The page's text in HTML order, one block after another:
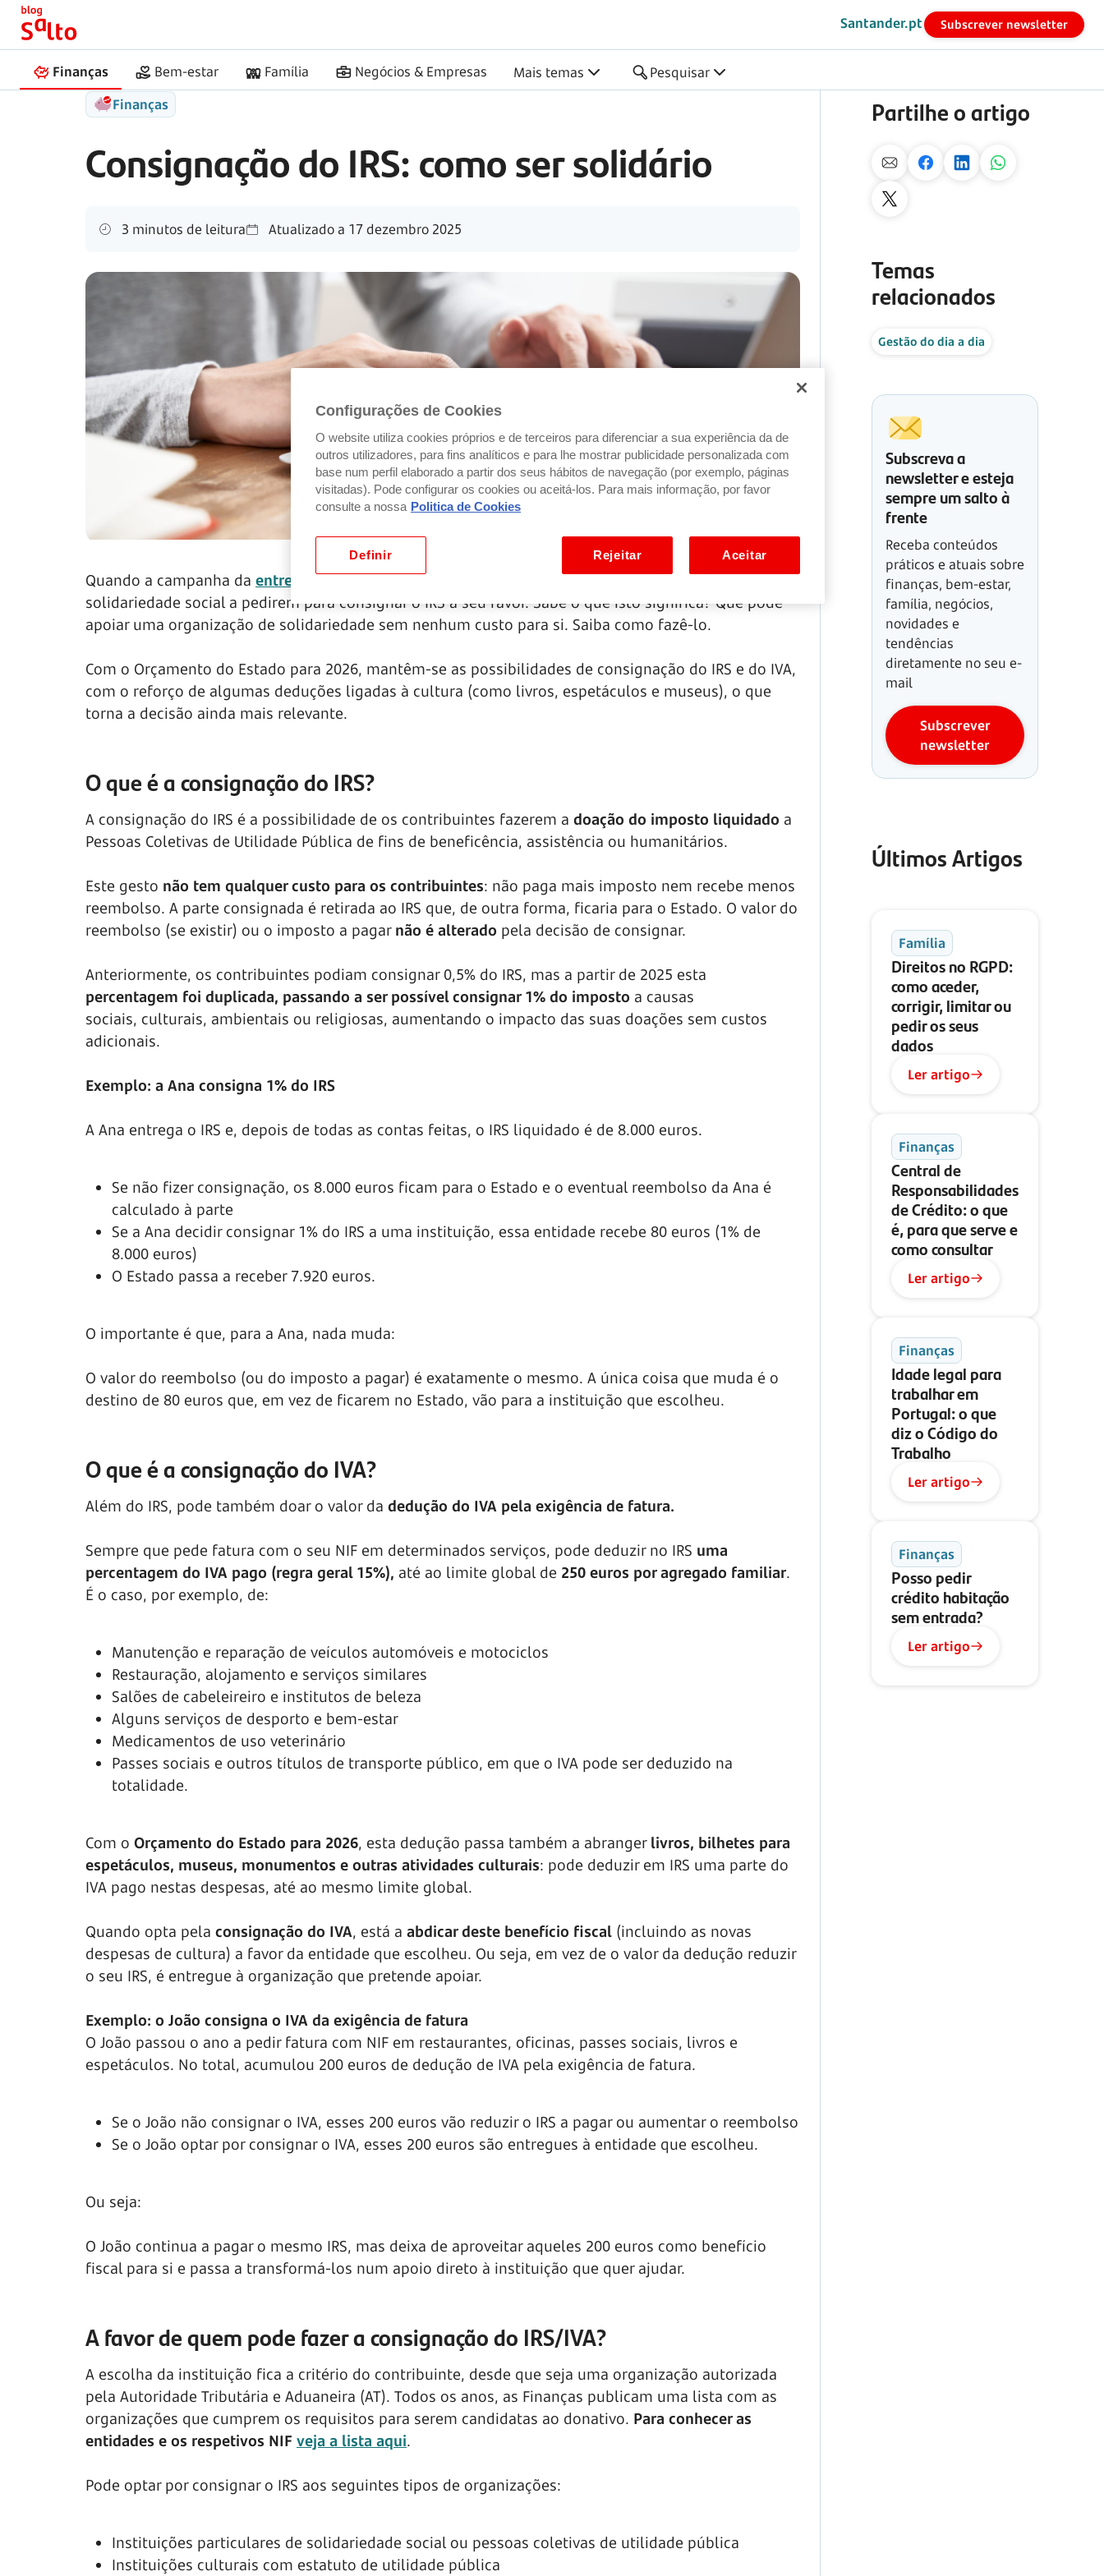
Santander.pt Subscrever newsletter
Finanças Bem-estar Família Negócios & Empresas Mais temas Pesquisar
Início
Finanças
Consignação do IRS: como ser solidário
3 minutos de leitura Atualizado a 17 dezembro 2025
Quando a campanha da entrega de IRSse aproxima, é comum que veja ou ouça instituições de
solidariedade social a pedirem para consignar o IRS a seu favor. Sabe o que isto significa? Que pode
apoiar uma organização de solidariedade sem nenhum custo para si. Saiba como fazê-lo.
Com o Orçamento do Estado para 2026, mantêm-se as possibilidades de consignação do IRS e do IVA,
com o reforço de algumas deduções ligadas à cultura (como livros, espetáculos e museus), o que
torna a decisão ainda mais relevante.
O que é a consignação do IRS?
A consignação do IRS é a possibilidade de os contribuintes fazerem a doação do imposto liquidado a
Pessoas Coletivas de Utilidade Pública de fins de beneficência, assistência ou humanitários.
Este gesto não tem qualquer custo para os contribuintes: não paga mais imposto nem recebe menos
reembolso. A parte consignada é retirada ao IRS que, de outra forma, ficaria para o Estado. O valor do
reembolso (se existir) ou o imposto a pagar não é alterado pela decisão de consignar.
Anteriormente, os contribuintes podiam consignar 0,5% do IRS, mas a partir de 2025 esta
percentagem foi duplicada, passando a ser possível consignar 1% do imposto a causas
sociais, culturais, ambientais ou religiosas, aumentando o impacto das suas doações sem custos
adicionais.
Exemplo: a Ana consigna 1% do IRS
A Ana entrega o IRS e, depois de todas as contas feitas, o IRS liquidado é de 8.000 euros.
Se não fizer consignação, os 8.000 euros ficam para o Estado e o eventual reembolso da Ana é
calculado à parte
Se a Ana decidir consignar 1% do IRS a uma instituição, essa entidade recebe 80 euros (1% de
8.000 euros)
O Estado passa a receber 7.920 euros.
O importante é que, para a Ana, nada muda:
O valor do reembolso (ou do imposto a pagar) é exatamente o mesmo. A única coisa que muda é o
destino de 80 euros que, em vez de ficarem no Estado, vão para a instituição que escolheu.
O que é a consignação do IVA?
Além do IRS, pode também doar o valor da dedução do IVA pela exigência de fatura.
Sempre que pede fatura com o seu NIF em determinados serviços, pode deduzir no IRS uma
percentagem do IVA pago (regra geral 15%), até ao limite global de 250 euros por agregado familiar.
É o caso, por exemplo, de:
Manutenção e reparação de veículos automóveis e motociclos
Restauração, alojamento e serviços similares
Salões de cabeleireiro e institutos de beleza
Alguns serviços de desporto e bem-estar
Medicamentos de uso veterinário
Passes sociais e outros títulos de transporte público, em que o IVA pode ser deduzido na
totalidade.
Com o Orçamento do Estado para 2026, esta dedução passa também a abranger livros, bilhetes para
espetáculos, museus, monumentos e outras atividades culturais: pode deduzir em IRS uma parte do
IVA pago nestas despesas, até ao mesmo limite global.
Quando opta pela consignação do IVA, está a abdicar deste benefício fiscal (incluindo as novas
despesas de cultura) a favor da entidade que escolheu. Ou seja, em vez de o valor da dedução reduzir
o seu IRS, é entregue à organização que pretende apoiar.
Exemplo: o João consigna o IVA da exigência de fatura
O João passou o ano a pedir fatura com NIF em restaurantes, oficinas, passes sociais, livros e
espetáculos. No total, acumulou 200 euros de dedução de IVA pela exigência de fatura.
Se o João não consignar o IVA, esses 200 euros vão reduzir o IRS a pagar ou aumentar o reembolso
Se o João optar por consignar o IVA, esses 200 euros são entregues à entidade que escolheu.
Ou seja:
O João continua a pagar o mesmo IRS, mas deixa de aproveitar aqueles 200 euros como benefício
fiscal para si e passa a transformá-los num apoio direto à instituição que quer ajudar.
A favor de quem pode fazer a consignação do IRS/IVA?
A escolha da instituição fica a critério do contribuinte, desde que seja uma organização autorizada
pela Autoridade Tributária e Aduaneira (AT). Todos os anos, as Finanças publicam uma lista com as
organizações que cumprem os requisitos para serem candidatas ao donativo. Para conhecer as
entidades e os respetivos NIF veja a lista aqui.
Pode optar por consignar o IRS aos seguintes tipos de organizações:
Instituições particulares de solidariedade social ou pessoas coletivas de utilidade pública
Instituições culturais com estatuto de utilidade pública
Partilhe o artigo
Temas
relacionados
Gestão do dia a dia
Subscreva a
newsletter e esteja
sempre um salto à
frente
Receba conteúdos
práticos e atuais sobre
finanças, bem-estar,
família, negócios,
novidades e
tendências
diretamente no seu e-
mail
Subscrever
newsletter
Últimos Artigos
Família
Direitos no RGPD:
como aceder,
corrigir, limitar ou
pedir os seus
dados
Ler artigo
Finanças
Central de
Responsabilidades
de Crédito: o que
é, para que serve e
como consultar
Ler artigo
Finanças
Idade legal para
trabalhar em
Portugal: o que
diz o Código do
Trabalho
Ler artigo
Finanças
Posso pedir
crédito habitação
sem entrada?
Ler artigo
Configurações de Cookies
O website utiliza cookies próprios e de terceiros para diferenciar a sua experiência da de
outros utilizadores, para fins analíticos e para lhe mostrar publicidade personalizada com
base num perfil elaborado a partir dos seus hábitos de navegação (por exemplo, páginas
visitadas). Pode configurar os cookies ou aceitá-los. Para mais informação, por favor
consulte a nossa Politica de Cookies
Definir Rejeitar Aceitar